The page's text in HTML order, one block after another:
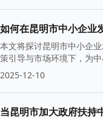
如何在昆明市中小企业
本文将探讨昆明市中小企
策引导与市场环境下，为
2025-12-10
当昆明市加大政府扶持